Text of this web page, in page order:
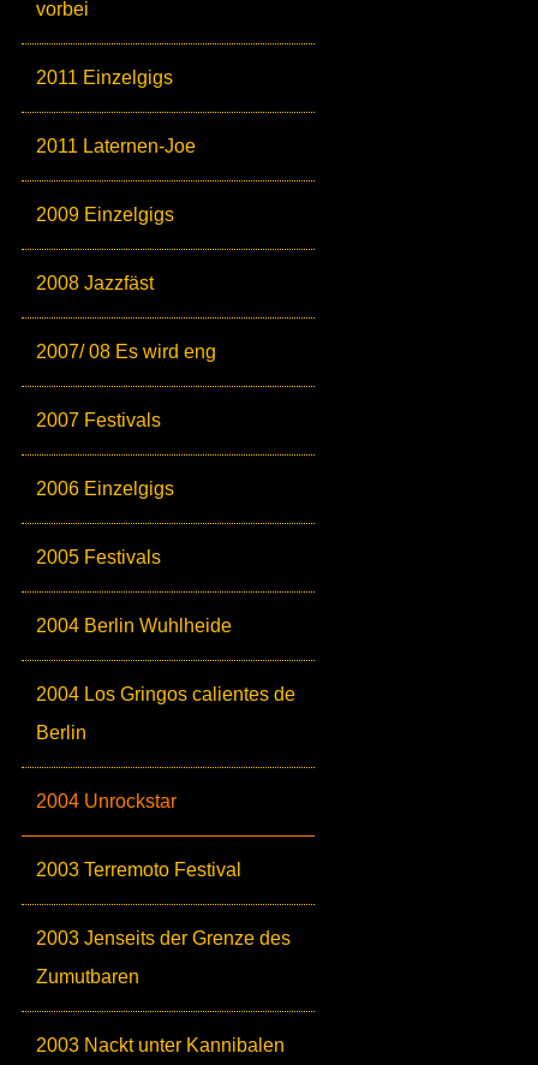
vorbei
2011 Einzelgigs
2011 Laternen-Joe
2009 Einzelgigs
2008 Jazzfäst
2007/ 08 Es wird eng
2007 Festivals
2006 Einzelgigs
2005 Festivals
2004 Berlin Wuhlheide
2004 Los Gringos calientes de
Berlin
2004 Unrockstar
2003 Terremoto Festival
2003 Jenseits der Grenze des
Zumutbaren
2003 Nackt unter Kannibalen